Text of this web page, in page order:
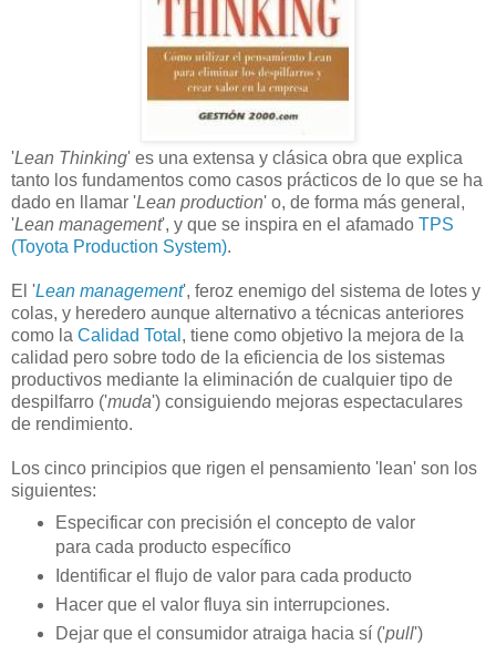
'Lean Thinking' es una extensa y clásica obra que explica
tanto los fundamentos como casos prácticos de lo que se ha
dado en llamar 'Lean production' o, de forma más general,
'Lean management', y que se inspira en el afamado TPS
(Toyota Production System).
El 'Lean management', feroz enemigo del sistema de lotes y
colas, y heredero aunque alternativo a técnicas anteriores
como la Calidad Total , tiene como objetivo la mejora de la
calidad pero sobre todo de la eficiencia de los sistemas
productivos mediante la eliminación de cualquier tipo de
despilfarro ('muda') consiguiendo mejoras espectaculares
de rendimiento.
Los cinco principios que rigen el pensamiento 'lean' son los
siguientes:
Especificar con precisión el concepto de valor
para cada producto específico
Identificar el flujo de valor para cada producto
Hacer que el valor fluya sin interrupciones.
Dejar que el consumidor atraiga hacia sí ('pull')